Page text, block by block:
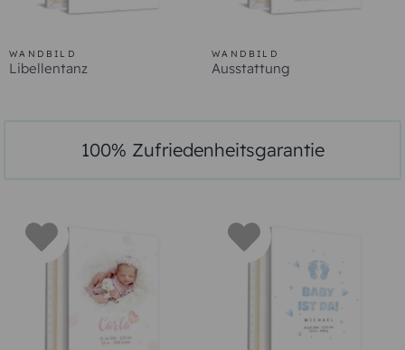
WANDBILD
Libellentanz
WANDBILD
Ausstattung
100% Zufriedenheitsgarantie